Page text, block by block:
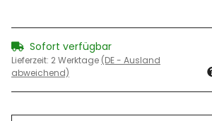
Sofort verfügbar
Lieferzeit: 2 Werktage (DE - Ausland
abweichend)